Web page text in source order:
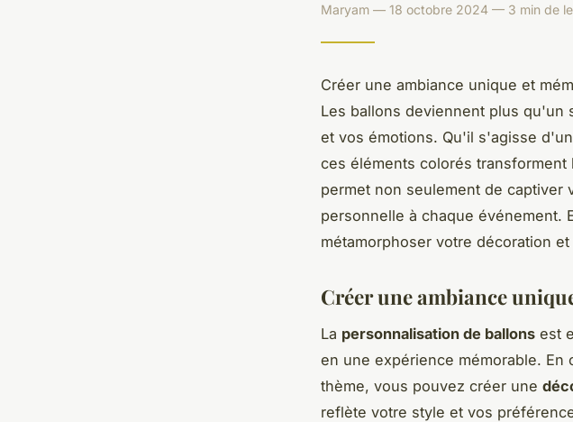
Maryam — 18 octobre 2024 — 3 min de
Créer une ambiance unique et
Les ballons deviennent plus qu'un
et vos émotions. Qu'il s'agisse
ces éléments colorés
permet non seulement de captiver
personnelle à chaque événement.
métamorphoser votre décoration
Créer une ambiance
La personnalisation de ballons est
en une expérience mémorable. En
thème, vous pouvez créer une
reflète votre style et vos